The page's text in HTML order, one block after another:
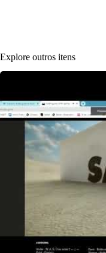
Explore outros itens